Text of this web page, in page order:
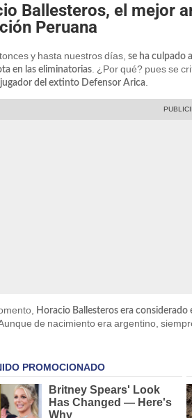
Ballesteros, el mejor
Peruana
y hasta nuestros días, se ha culpado
en las eliminatorias. ¿Por qué? pues se
jugador del extinto Defensor Arica.
Horacio Ballesteros era
de nacimiento era argentino,